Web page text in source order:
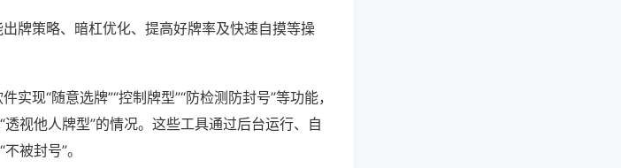
牌策略、暗杠优化、提高好牌率及快速自摸等操
现“随意选牌”“控制牌型”“防检测防封号”等功能，
视他人牌型”的情况。这些工具通过后台运行、自
被封号”。